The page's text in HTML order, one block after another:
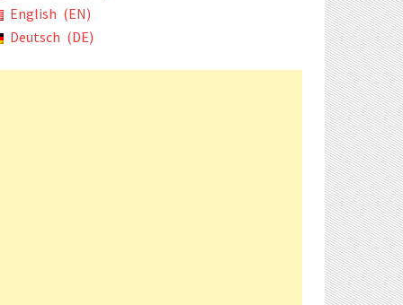
English
EN
Deutsch
DE